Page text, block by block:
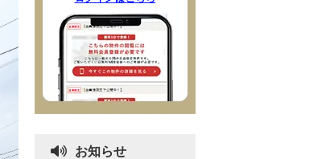
お知らせ